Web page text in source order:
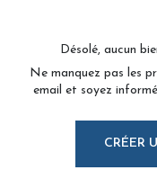
Désolé, aucun
Ne manquez pas les
email et soyez
CRÉER